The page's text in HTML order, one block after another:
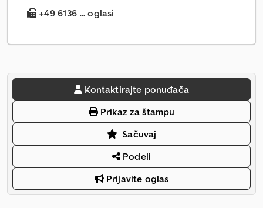
+49 6136 ... oglasi
Kontaktirajte ponuđača
Prikaz za štampu
Sačuvaj
Podeli
Prijavite oglas